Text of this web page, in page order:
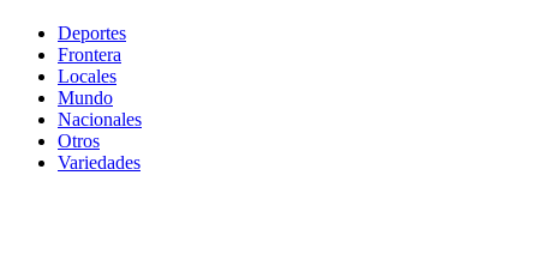
Deportes
Frontera
Locales
Mundo
Nacionales
Otros
Variedades